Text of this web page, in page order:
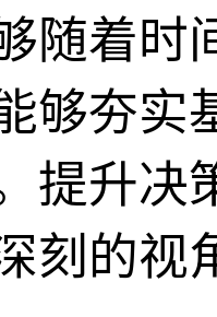
随着时
够夯
提升决
刻的视